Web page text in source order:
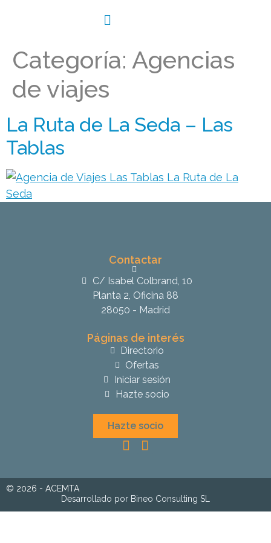
Categoría: Agencias
de viajes
La Ruta de La Seda – Las
Tablas
Contactar
C/ Isabel Colbrand, 10
Planta 2, Oficina 88
28050 - Madrid
Páginas de interés
Directorio
Ofertas
Iniciar sesión
Hazte socio
Hazte socio
© 2026 - ACEMTA
Desarrollado por Bineo Consulting SL